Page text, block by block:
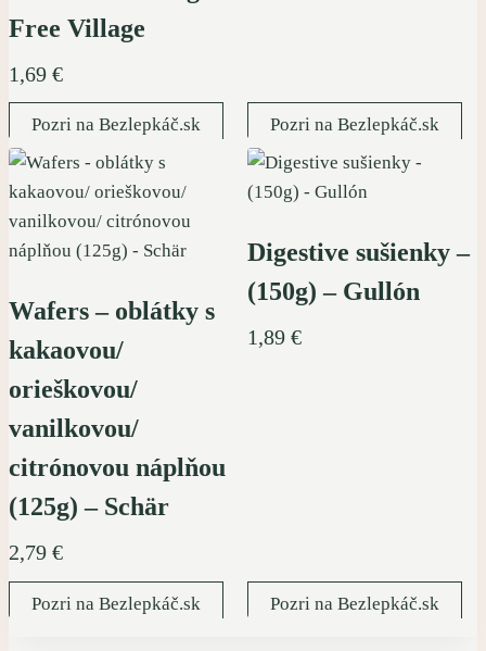
Free Village
1,69 €
Pozri na Bezlepkáč.sk Pozri na Bezlepkáč.sk
Wafers – oblátky s
kakaovou/
orieškovou/
vanilkovou/
citrónovou náplňou
(125g) – Schär
2,79 €
Pozri na Bezlepkáč.sk
Digestive sušienky –
(150g) – Gullón
1,89 €
Pozri na Bezlepkáč.sk